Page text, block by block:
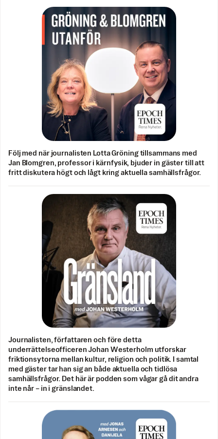
Följ med när journalisten Lotta Gröning tillsammans med
Jan Blomgren, professor i kärnfysik, bjuder in gäster till att
fritt diskutera högt och lågt kring aktuella samhällsfrågor.
Journalisten, författaren och före detta
underrättelseofficeren Johan Westerholm utforskar
friktionsytorna mellan kultur, religion och politik. I samtal
med gäster tar han sig an både aktuella och tidlösa
samhällsfrågor. Det här är podden som vågar gå dit andra
inte når – in i gränslandet.